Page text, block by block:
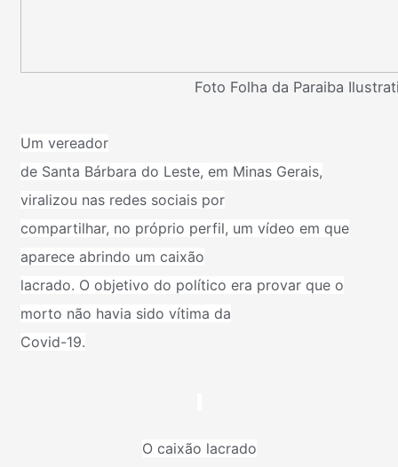
Foto Folha da Paraiba
Um vereador
de Santa Bárbara do Leste, em Minas Gerais,
viralizou nas redes sociais por
compartilhar, no próprio perfil, um vídeo em que
aparece abrindo um caixão
lacrado. O objetivo do político era provar que o
morto não havia sido vítima da
Covid-19.
O caixão lacrado